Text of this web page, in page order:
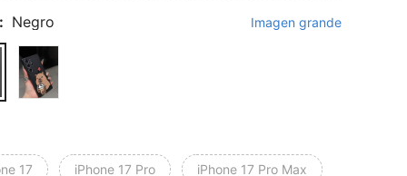
Negro Imagen grande
17 iPhone 17 Pro iPhone 17 Pro Max